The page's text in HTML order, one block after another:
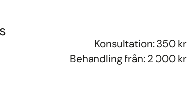
Konsultation: 350 kr
Behandling från: 2 000 kr